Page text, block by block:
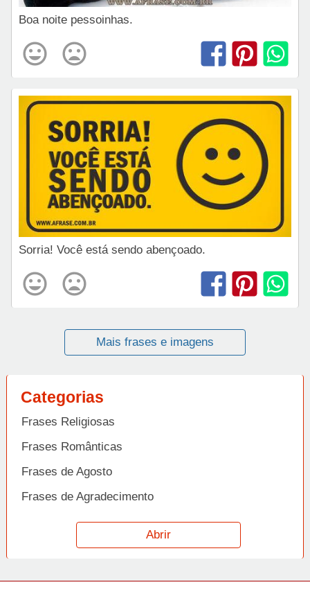
Boa noite pessoinhas.
Sorria! Você está sendo abençoado.
Mais frases e imagens
Categorias
Frases Religiosas
Frases Românticas
Frases de Agosto
Frases de Agradecimento
Frases de Amizade
Frases de Amor
Abrir